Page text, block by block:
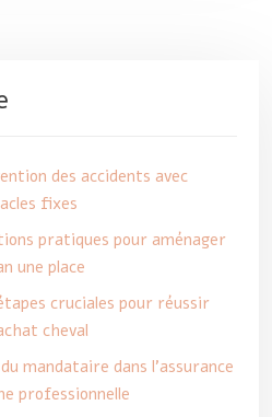
des accidents avec
fixes
pratiques pour aménager
une place
cruciales pour réussir
cheval
mandataire dans l’assurance
professionnelle